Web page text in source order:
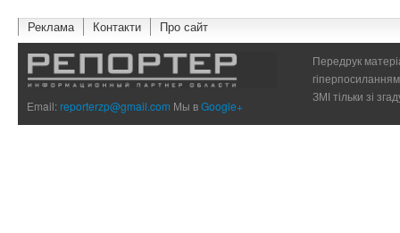
Реклама Контакти Про сайт
Email:reporterzp@gmail.com Мы вGoogle+
Передрук
ЗМІ тільки зі